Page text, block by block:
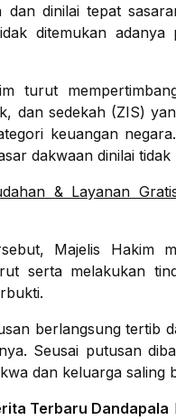
dan dinilai tepat
ditemukan
turut
dan sedekah (ZIS)
keuangan
dakwaan dinilai
& Layanan
Majelis Hakim
serta melakukan
berlangsung tertib
Seusai putusan
dan keluarga saling
Terbaru Dandapala